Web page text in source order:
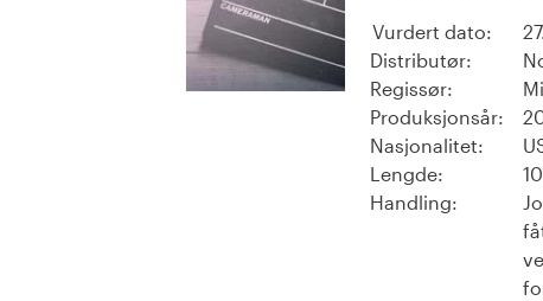
Vurdert dato:
Distributør:
Regissør:
Produksjonsår:
Nasjonalitet:
Lengde:
Handling: